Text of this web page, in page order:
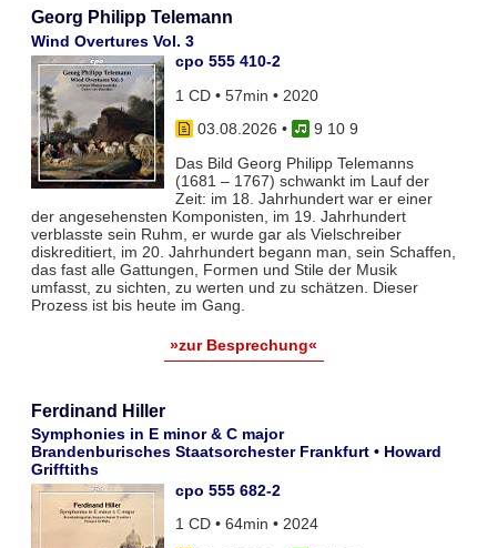
Georg Philipp Telemann
Wind Overtures Vol. 3
cpo 555 410-2
1 CD • 57min • 2020
03.08.2026 •
9 10 9
Das Bild Georg Philipp Telemanns
(1681 – 1767) schwankt im Lauf der
Zeit: im 18. Jahrhundert war er einer
der angesehensten Komponisten, im 19. Jahrhundert
verblasste sein Ruhm, er wurde gar als Vielschreiber
diskreditiert, im 20. Jahrhundert begann man, sein Schaffen,
das fast alle Gattungen, Formen und Stile der Musik
umfasst, zu sichten, zu werten und zu schätzen. Dieser
Prozess ist bis heute im Gang.
»zur Besprechung«
Ferdinand Hiller
Symphonies in E minor & C major
Brandenburisches Staatsorchester Frankfurt • Howard
Grifftiths
cpo 555 682-2
1 CD • 64min • 2024